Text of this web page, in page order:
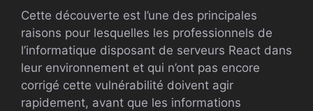
Cette découverte est l’une des principales
raisons pour lesquelles les professionnels de
l’informatique disposant de serveurs React dans
leur environnement et qui n’ont pas encore
corrigé cette vulnérabilité doivent agir
rapidement, avant que les informations